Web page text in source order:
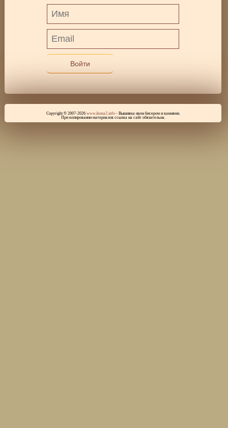
Войти
Copyright © 2007-2026 www.ikona2.info- Вышивка икон бисером и камнями.
При копировании материалов ссылка на сайт обязательна.